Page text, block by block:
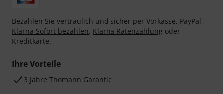
Bezahlen Sie vertraulich und sicher per Vorkasse, PayPal,
Klarna Sofort bezahlen, Klarna Ratenzahlung oder
Kreditkarte.
Ihre Vorteile
3 Jahre Thomann Garantie